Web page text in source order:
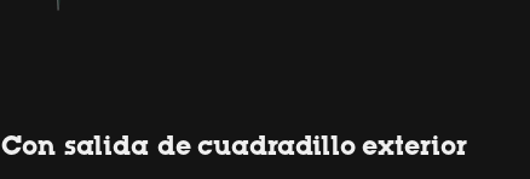
Con salida de cuadradillo exterior